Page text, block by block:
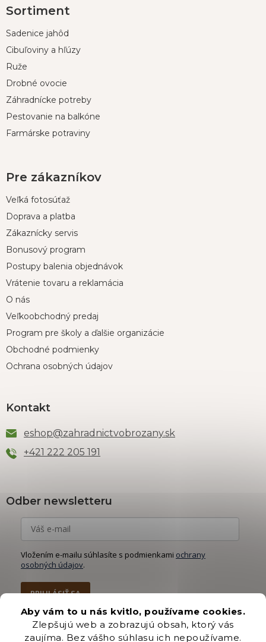
Aby vám to u nás kvitlo, používame cookies.
Zlepšujú web a zobrazujú obsah, ktorý vás
zaujíma. Bez vášho súhlasu ich nepoužívame.
á
ä
Sortiment
Sadenice jahôd
Cibuľoviny a hľúzy
Ruže
Drobné ovocie
Záhradnícke potreby
Pestovanie na balkóne
Farmárske potraviny
Pre zákazníkov
Veľká fotosúťaž
Doprava a platba
Zákaznícky servis
Bonusový program
Postupy balenia objednávok
Vrátenie tovaru a reklamácia
O nás
Veľkoobchodný predaj
Program pre školy a ďalšie organizácie
Obchodné podmienky
Ochrana osobných údajov
Kontakt
eshop@zahradnictvobrozany.sk
+421 222 205 191
Odber newsletteru
Vložením e-mailu súhlasíte s podmienkami ochrany
osobných údajov.
PRIHLÁSIŤ SA